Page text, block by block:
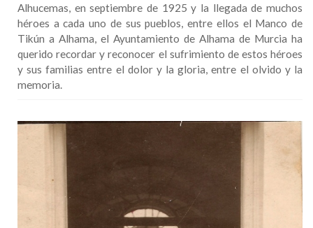
Alhucemas, en septiembre de 1925 y la llegada de muchos
héroes a cada uno de sus pueblos, entre ellos el Manco de
Tikún a Alhama, el Ayuntamiento de Alhama de Murcia ha
querido recordar y reconocer el sufrimiento de estos héroes
y sus familias entre el dolor y la gloria, entre el olvido y la
memoria.